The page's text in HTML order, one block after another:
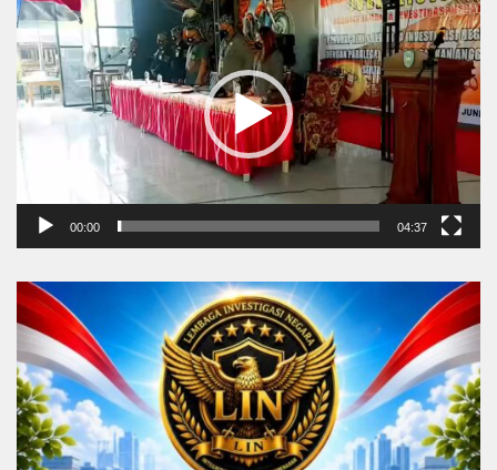
Player
00:00 04:37